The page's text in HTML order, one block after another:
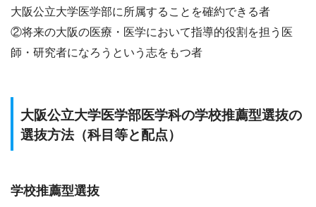
大阪公立大学医学部に所属することを確約できる者
②将来の大阪の医療・医学において指導的役割を担う医
師・研究者になろうという志をもつ者
大阪公立大学医学部医学科の学校推薦型選抜の
選抜方法（科目等と配点）
学校推薦型選抜